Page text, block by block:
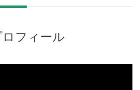
フィール